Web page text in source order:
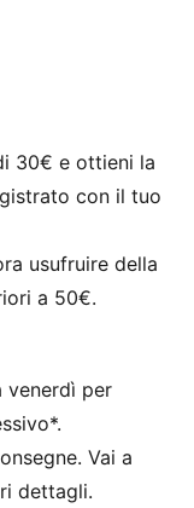
30€ e ottieni la
con il tuo
usufruire della
a 50€.
venerdì per
Vai a
dettagli.